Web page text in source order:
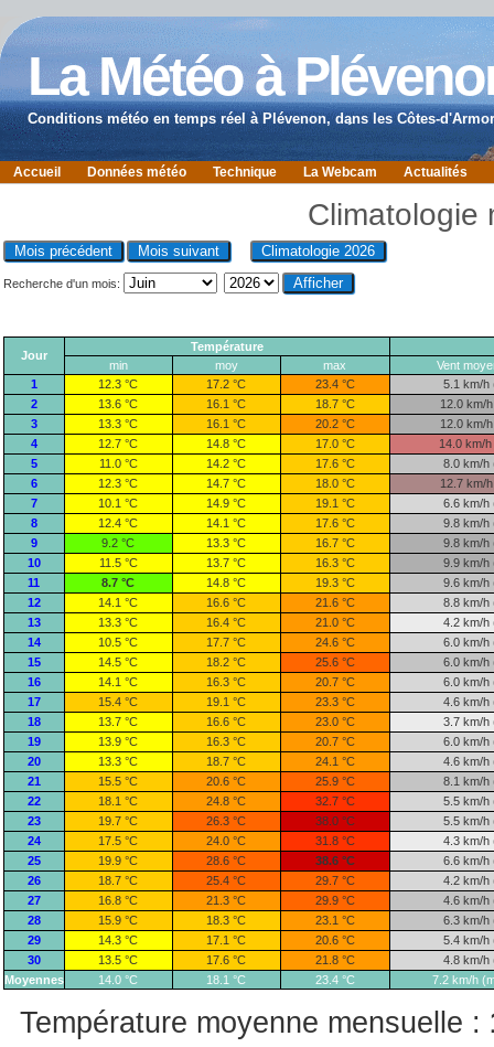
La Météo à
Conditions météo en temps réel à Plévenon, dans les Côtes-
Accueil Données météo Technique La Webcam Actualités
Climatologie
Recherche d'un mois:
Jour
Température
min
moy max
Vent
1
12.3 °C 17.2 °C 23.4 °C
5.1 km/h
2
13.6 °C 16.1 °C 18.7 °C
12.0 km/
3
13.3 °C 16.1 °C 20.2 °C
12.0 km/
4
12.7 °C 14.8 °C 17.0 °C
14.0 km/
5
11.0 °C 14.2 °C 17.6 °C
8.0 km/h
6
12.3 °C 14.7 °C 18.0 °C
12.7 km/
7
10.1 °C 14.9 °C 19.1 °C
6.6 km/h
8
12.4 °C 14.1 °C 17.6 °C
9.8 km/h
9
9.2 °C 13.3 °C 16.7 °C
9.8 km/h
10
11.5 °C 13.7 °C 16.3 °C
9.9 km/h
11
8.7 °C 14.8 °C 19.3 °C
9.6 km/h
12
14.1 °C 16.6 °C 21.6 °C
8.8 km/h
13
13.3 °C 16.4 °C 21.0 °C
4.2 km/h
14
10.5 °C 17.7 °C 24.6 °C
6.0 km/h
15
14.5 °C 18.2 °C 25.6 °C
6.0 km/h
16
14.1 °C 16.3 °C 20.7 °C
6.0 km/h
17
15.4 °C 19.1 °C 23.3 °C
4.6 km/h
18
13.7 °C 16.6 °C 23.0 °C
3.7 km/h
19
13.9 °C 16.3 °C 20.7 °C
6.0 km/h
20
13.3 °C 18.7 °C 24.1 °C
4.6 km/h
21
15.5 °C 20.6 °C 25.9 °C
8.1 km/h
22
18.1 °C 24.8 °C 32.7 °C
5.5 km/h
23
19.7 °C 26.3 °C 38.0 °C
5.5 km/h
24
17.5 °C 24.0 °C 31.8 °C
4.3 km/h
25
19.9 °C 28.6 °C 38.6 °C
6.6 km/h
26
18.7 °C 25.4 °C 29.7 °C
4.2 km/h
27
16.8 °C 21.3 °C 29.9 °C
4.6 km/h
28
15.9 °C 18.3 °C 23.1 °C
6.3 km/h
29
14.3 °C 17.1 °C 20.6 °C
5.4 km/h
30
13.5 °C 17.6 °C 21.8 °C
4.8 km/h
Moyennes
14.0 °C 18.1 °C 23.4 °C 7.2 km/h
Température moyenne mensuelle :